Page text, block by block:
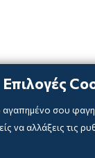
Επιλογές
σου
να αλλάξεις τις